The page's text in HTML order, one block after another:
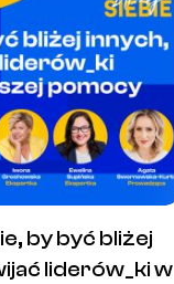
by być bliżej
liderów_ki w